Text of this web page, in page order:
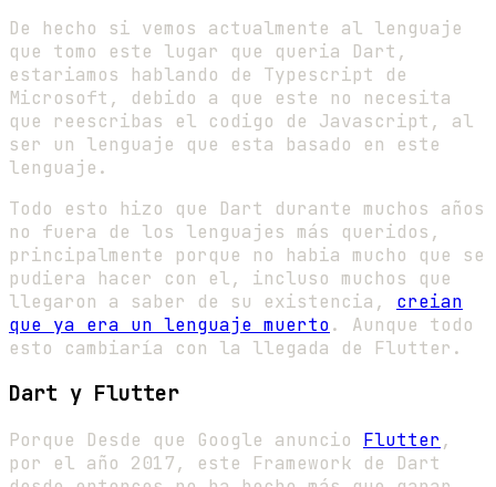
De hecho si vemos actualmente al lenguaje
que tomo este lugar que queria Dart,
estariamos hablando de Typescript de
Microsoft, debido a que este no necesita
que reescribas el codigo de Javascript, al
ser un lenguaje que esta basado en este
lenguaje.
Todo esto hizo que Dart durante muchos años
no fuera de los lenguajes más queridos,
principalmente porque no habia mucho que se
pudiera hacer con el, incluso muchos que
llegaron a saber de su existencia, creian
que ya era un lenguaje muerto. Aunque todo
esto cambiaría con la llegada de Flutter.
Dart y Flutter
Porque Desde que Google anuncio Flutter,
por el año 2017, este Framework de Dart